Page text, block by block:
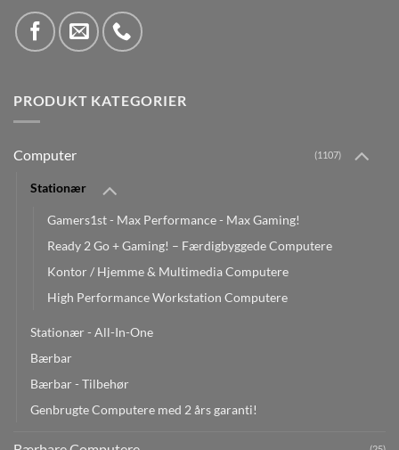
PRODUKT KATEGORIER
Computer (1107)
Stationær
Gamers1st - Max Performance - Max Gaming!
Ready 2 Go + Gaming! – Færdigbyggede Computere
Kontor / Hjemme & Multimedia Computere
High Performance Workstation Computere
Stationær - All-In-One
Bærbar
Bærbar - Tilbehør
Genbrugte Computere med 2 års garanti!